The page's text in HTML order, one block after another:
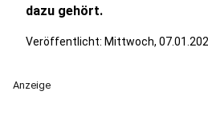
dazu gehört.
Veröffentlicht: Mittwoch,
Anzeige